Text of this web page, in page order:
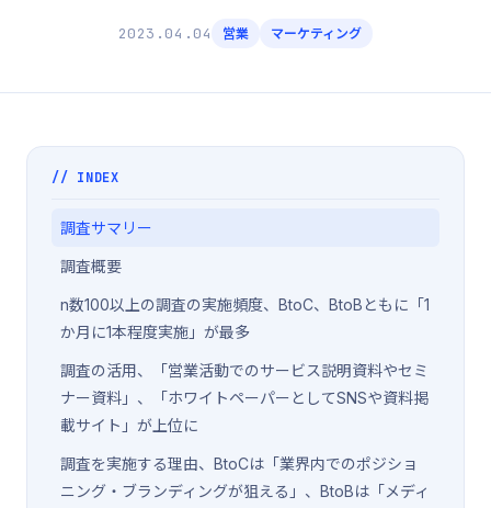
2023.04.04 営業 マーケティング
// INDEX
調査サマリー
調査概要
n数100以上の調査の実施頻度、BtoC、BtoBともに「1
か月に1本程度実施」が最多
調査の活用、「営業活動でのサービス説明資料やセミ
ナー資料」、「ホワイトペーパーとしてSNSや資料掲
載サイト」が上位に
調査を実施する理由、BtoCは「業界内でのポジショ
ニング・ブランディングが狙える」、BtoBは「メディ